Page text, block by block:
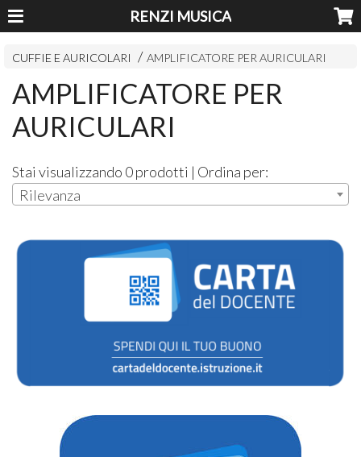
RENZI MUSICA
CUFFIE E AURICOLARI AMPLIFICATORE PER AURICULARI
AMPLIFICATORE PER
AURICULARI
Stai visualizzando 0 prodotti | Ordina per:
Rilevanza